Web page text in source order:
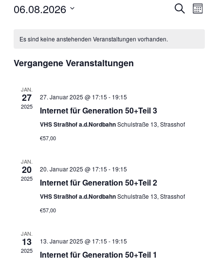
Suche
Monat
06.08.2026
von
Es sind keine anstehenden Veranstaltungen vorhanden.
Vergangene Veranstaltungen
JAN.
27
2025
27. Januar 2025 @ 17:15 - 19:15
Internet für Generation 50+Teil 3
VHS Straßhof a.d.NordbahnSchulstraße 13, Strasshof
€57,00
JAN.
20
2025
20. Januar 2025 @ 17:15 - 19:15
Internet für Generation 50+Teil 2
VHS Straßhof a.d.NordbahnSchulstraße 13, Strasshof
€57,00
JAN.
13
2025
13. Januar 2025 @ 17:15 - 19:15
Internet für Generation 50+Teil 1